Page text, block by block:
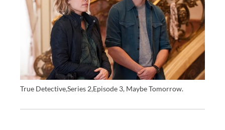
True Detective,Series 2,Episode 3, Maybe Tomorrow.